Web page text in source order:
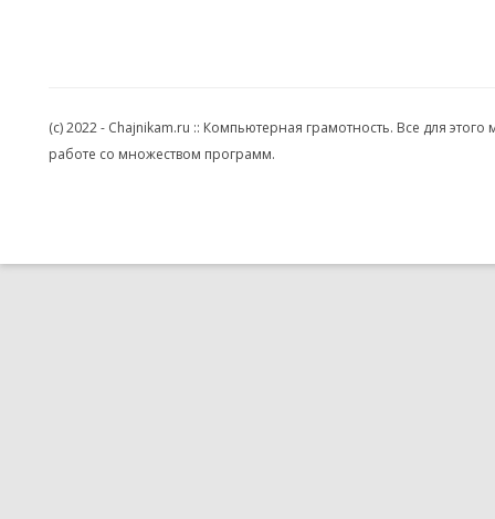
(c) 2022 - Chajnikam.ru :: Компьютерная грамотность. Все для
работе со множеством программ.